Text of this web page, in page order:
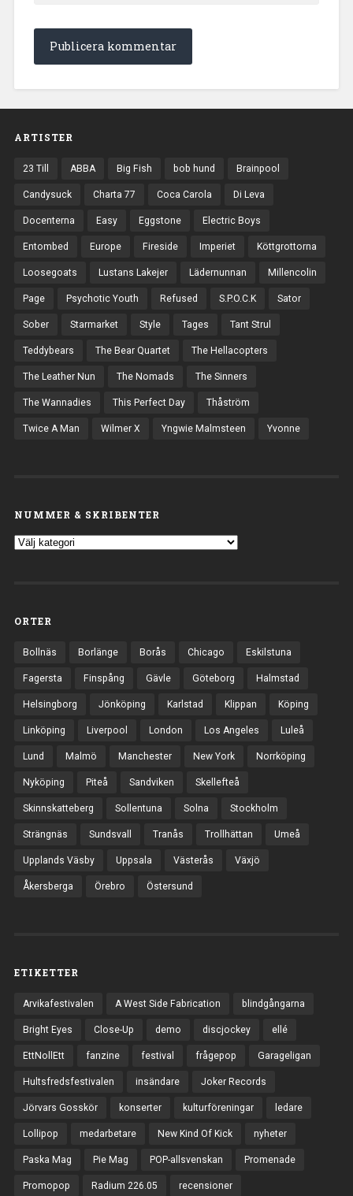
ARTISTER
23 Till ABBA Big Fish bob hund Brainpool
Candysuck Charta 77 Coca Carola Di Leva
Docenterna Easy Eggstone Electric Boys
Entombed Europe Fireside Imperiet Köttgrottorna
Loosegoats Lustans Lakejer Lädernunnan Millencolin
Page Psychotic Youth Refused S.P.O.C.K Sator
Sober Starmarket Style Tages Tant Strul
Teddybears The Bear Quartet The Hellacopters
The Leather Nun The Nomads The Sinners
The Wannadies This Perfect Day Thåström
Twice A Man Wilmer X Yngwie Malmsteen Yvonne
NUMMER & SKRIBENTER
ORTER
Bollnäs Borlänge Borås Chicago Eskilstuna
Fagersta Finspång Gävle Göteborg Halmstad
Helsingborg Jönköping Karlstad Klippan Köping
Linköping Liverpool London Los Angeles Luleå
Lund Malmö Manchester New York Norrköping
Nyköping Piteå Sandviken Skellefteå
Skinnskatteberg Sollentuna Solna Stockholm
Strängnäs Sundsvall Tranås Trollhättan Umeå
Upplands Väsby Uppsala Västerås Växjö
Åkersberga Örebro Östersund
ETIKETTER
Arvikafestivalen A West Side Fabrication blindgångarna
Bright Eyes Close-Up demo discjockey ellé
EttNollEtt fanzine festival frågepop Garageligan
Hultsfredsfestivalen insändare Joker Records
Jörvars Gosskör konserter kulturföreningar ledare
Lollipop medarbetare New Kind Of Kick nyheter
Paska Mag Pie Mag POP-allsvenskan Promenade
Promopop Radium 226.05 recensioner